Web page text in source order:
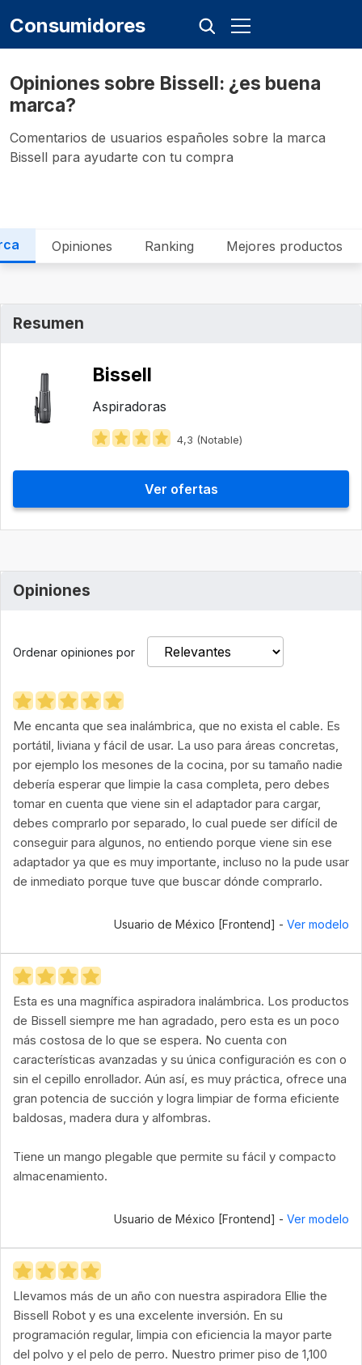
Consumidores
Opiniones sobre Bissell: ¿es buena
marca?
Comentarios de usuarios españoles sobre la marca
Bissell para ayudarte con tu compra
Opiniones Ranking Mejores productos
Resumen
Bissell
Aspiradoras
4,3 (Notable)
Ver ofertas
Opiniones
Ordenar opiniones por
Me encanta que sea inalámbrica, que no exista el cable. Es
portátil, liviana y fácil de usar. La uso para áreas concretas,
por ejemplo los mesones de la cocina, por su tamaño nadie
debería esperar que limpie la casa completa, pero debes
tomar en cuenta que viene sin el adaptador para cargar,
debes comprarlo por separado, lo cual puede ser difícil de
conseguir para algunos, no entiendo porque viene sin ese
adaptador ya que es muy importante, incluso no la pude usar
de inmediato porque tuve que buscar dónde comprarlo.
Usuario de México [Frontend] - Ver modelo
Esta es una magnífica aspiradora inalámbrica. Los productos
de Bissell siempre me han agradado, pero esta es un poco
más costosa de lo que se espera. No cuenta con
características avanzadas y su única configuración es con o
sin el cepillo enrollador. Aún así, es muy práctica, ofrece una
gran potencia de succión y logra limpiar de forma eficiente
baldosas, madera dura y alfombras.
Tiene un mango plegable que permite su fácil y compacto
almacenamiento.
Usuario de México [Frontend] - Ver modelo
Llevamos más de un año con nuestra aspiradora Ellie the
Bissell Robot y es una excelente inversión. En su
programación regular, limpia con eficiencia la mayor parte
del polvo y el pelo de perro. Nuestro primer piso de 1,100